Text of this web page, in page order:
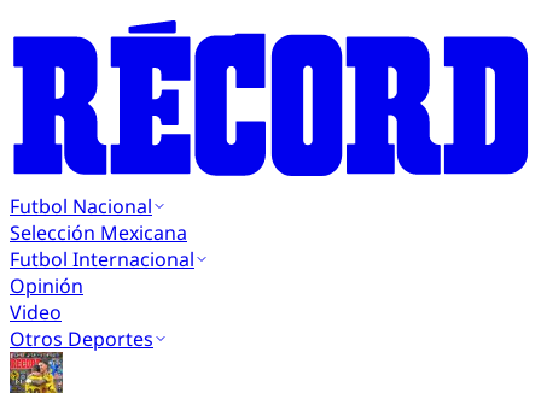
Futbol Nacional
Selección Mexicana
Futbol Internacional
Opinión
Video
Otros Deportes